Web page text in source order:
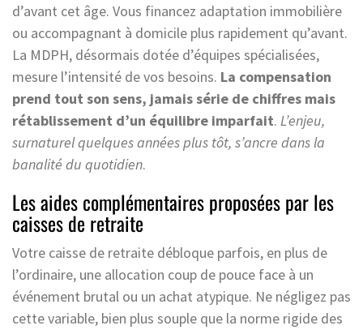
d’avant cet âge. Vous financez adaptation immobilière
ou accompagnant à domicile plus rapidement qu’avant.
La MDPH, désormais dotée d’équipes spécialisées,
mesure l’intensité de vos besoins. La compensation
prend tout son sens, jamais série de chiffres mais
rétablissement d’un équilibre imparfait. L’enjeu,
surnaturel quelques années plus tôt, s’ancre dans la
banalité du quotidien.
Les aides complémentaires proposées par les
caisses de retraite
Votre caisse de retraite débloque parfois, en plus de
l’ordinaire, une allocation coup de pouce face à un
événement brutal ou un achat atypique. Ne négligez pas
cette variable, bien plus souple que la norme rigide des